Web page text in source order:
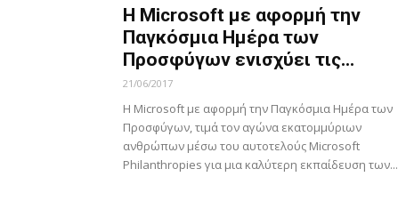
H Microsoft με αφορμή την
Παγκόσμια Ημέρα των
Προσφύγων ενισχύει τις...
21/06/2017
Η Microsoft με αφορμή την Παγκόσμια Ημέρα των
Προσφύγων, τιμά τον αγώνα εκατομμύριων
ανθρώπων μέσω του αυτοτελούς Microsoft
Philanthropies για μια καλύτερη εκπαίδευση των...